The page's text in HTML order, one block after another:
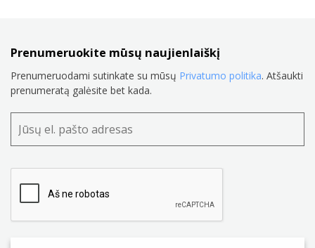
Prenumeruokite mūsų naujienlaiškį
Prenumeruodami sutinkate su mūsų Privatumo politika. Atšaukti
prenumeratą galėsite bet kada.